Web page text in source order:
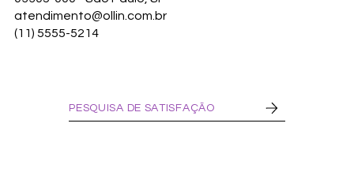
atendimento@ollin.com.br
(11) 5555-5214
PESQUISA DE SATISFAÇÃO